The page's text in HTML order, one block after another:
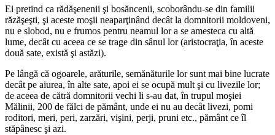
Ei pretind ca rădăşenenii şi bosăncenii, scoborându-se din familii
răzăşeşti, şi aceste moşii neaparţinând decât la dom­nitorii moldoveni,
nu e slobod, nu e fru­mos pentru neamul lor a se amesteca cu altă
lume, decât cu aceea ce se trage din sânul lor (aristocraţia, în aceste
două sate, există şi astăzi).
Pe lângă că ogoarele, arăturile, semănăturile lor sunt mai bine lucrate
decât pe aiurea, în alte sate, apoi ei se ocupă mult şi cu livezile lor;
de aceea de cătră domnitorii vechi li s-au dat, în trupul mo­şiei
Mălinii, 200 de fălci de pământ, unde ei nu au decât livezi, pomi
roditori, meri, peri, zarzări, vişini, perji, pruni etc., pă­mânt ce îl
stăpânesc şi azi.